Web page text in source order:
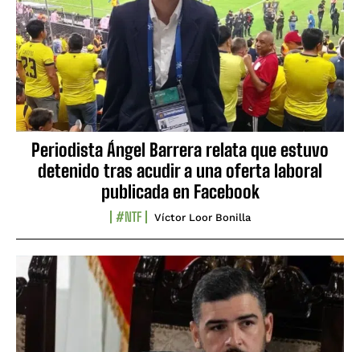
Periodista Ángel Barrera relata que estuvo
detenido tras acudir a una oferta laboral
publicada en Facebook
#NTF Víctor Loor Bonilla